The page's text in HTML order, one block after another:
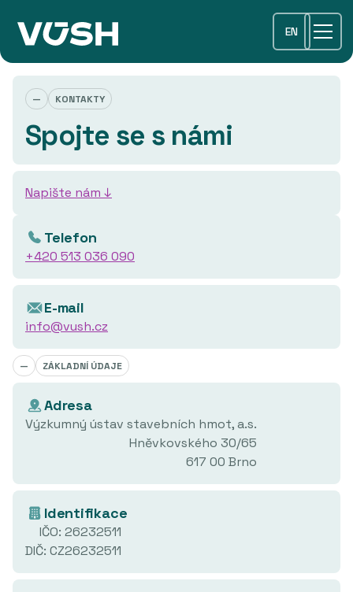
EN
— KONTAKTY
Spojte se s námi
Napište nám ↓
Telefon
+420 513 036 090
E-mail
info@vush.cz
— ZÁKLADNÍ ÚDAJE
Adresa
Výzkumný ústav stavebních hmot, a.s.
Hněvkovského 30/65
617 00 Brno
Identifikace
IČO: 26232511
DIČ: CZ26232511